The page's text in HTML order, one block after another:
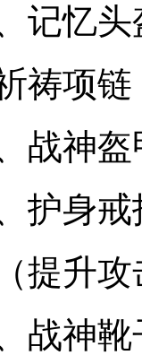
记忆
祷项
战神
护身
提升
战神